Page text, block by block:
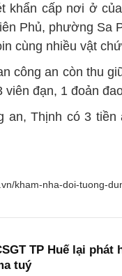
khẩn cấp nơi ở
Phủ, phường Sa
cùng nhiều vật
công an còn thu
viên đạn, 1 đoản
an, Thịnh có 3
kham-nha-doi-tuong-
TP Huế lại
tuý